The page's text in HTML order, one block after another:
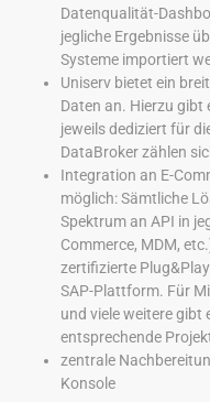
Datenqualität-
jegliche Ergebnisse
Systeme importiert
Uniserv bietet ein
Daten an. Hierzu
jeweils dediziert für
DataBroker zählen
Integration an E-
möglich: Sämtliche
Spektrum an API in
Commerce, MDM,
zertifizierte
SAP-Plattform. Für
und viele weitere gibt
entsprechende
zentrale
Konsole